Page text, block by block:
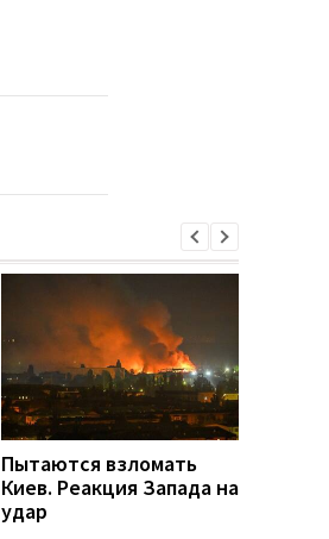
Пытаются взломать
Киев. Реакция Запада на
удар